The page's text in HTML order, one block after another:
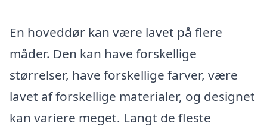
En hoveddør kan være lavet på flere
måder. Den kan have forskellige
størrelser, have forskellige farver, være
lavet af forskellige materialer, og designet
kan variere meget. Langt de fleste